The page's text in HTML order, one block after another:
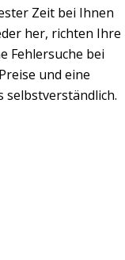
Zeit bei Ihnen
her, richten Ihre
Fehlersuche bei
und eine